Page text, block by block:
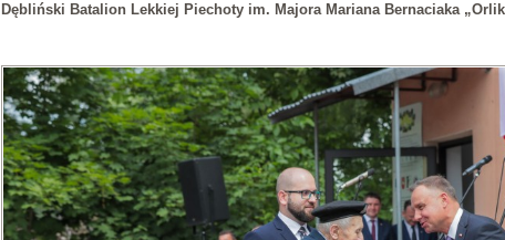
Dębliński Batalion Lekkiej Piechoty im. Majora Mariana Bernaciaka